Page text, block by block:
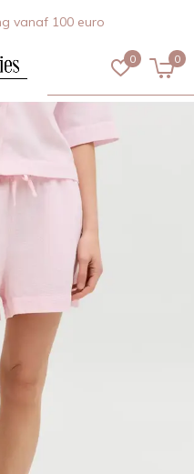
0 0
vanaf 100 euro